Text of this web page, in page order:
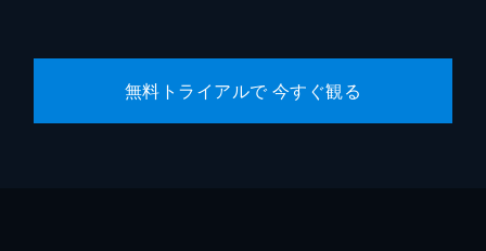
無料トライアルで 今すぐ観る